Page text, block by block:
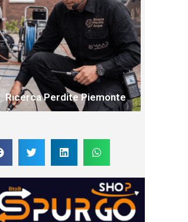
Ricerca Perdite Piemonte